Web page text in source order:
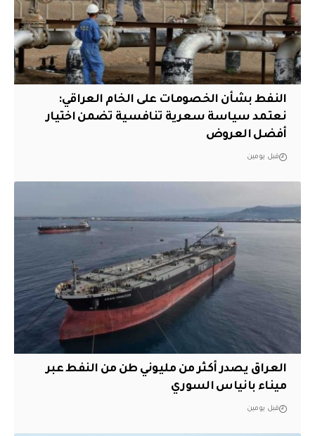
النفط بشأن الخصومات على الخام العراقي:
نعتمد سياسة سعرية تنافسية تضمن اختيار
أفضل العروض
قبل يومين
العراق يصدر أكثر من مليوني طن من النفط عبر
ميناء بانياس السوري
قبل يومين